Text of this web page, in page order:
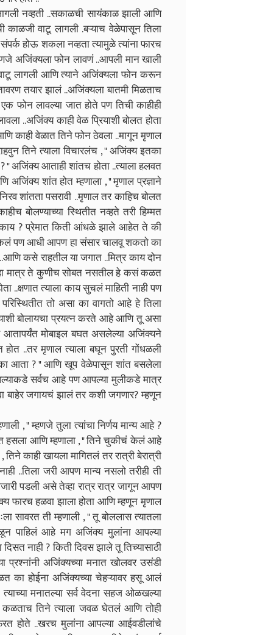
नव्हती ..सकाळची सायंकाळ झाली आणि
काळजी वाटू लागली .बऱ्याच वेळेपासून तिला
होऊ शकला नव्हता त्यामुळे त्यांना फारच
अजिंक्यला फोन लावणं ..आपली मान खाली
लागली आणि त्याने अजिंक्यला फोन करून
तयार झालं ..अजिंक्यला बातमी मिळताच
फोन लावल्या जात होते पण तिची काहीही
..अजिंक्य काही वेळ प्रियाशी बोलत होता
काही वेळात तिने फोन ठेवला ..मागून मृणाल
तिने त्याला विचारलंच , " अजिंक्य इतका
अजिंक्य आताही शांतच होता ..त्याला हलवत
शांत होत म्हणाला , " मृणाल प्रज्ञाने
शांतता पसरावी ..मृणाल तर काहिच बोलत
बोलण्याच्या स्थितीत नव्हते तरी हिम्मत
? प्रेमात किती आंधळे झाले आहेत ते की
केलं पण आधी आपण हा संसार चालवू शकतो का
कसे राहतील या जगात ..मित्र काय दोन
मात्र ते कुणीच सोबत नसतील हे कसं कळत
..क्षणात त्याला काय सुचलं माहिती नाही पण
तो असा का वागतो आहे हे तिला
बोलायचा प्रयत्न करते आहे आणि तू असा
आतापर्यंत मोबाइल बघत असलेल्या अजिंक्यने
होत ..तर मृणाल त्याला बघून पुरती गोंधळली
का आता ? " आणि खूप वेळेपासून शांत बसलेला
सर्वच आहे पण आपल्या मुलीकडे मात्र
बाहेर जगायचं झालं तर कशी जगणार? म्हणून
, " म्हणजे तुला त्यांचा निर्णय मान्य आहे ?
आणि म्हणाला , " तिने चुकीचं केलं आहे
काही खायला मागितलं तर रात्री बेरात्री
..तिला जरी आपण मान्य नसलो तरीही ती
पडली असे तेव्हा रात्र रात्र जागून आपण
हळवा झाला होता आणि म्हणून मृणाल
सावरत ती म्हणाली , " तू बोललास त्यातला
पाहिलं आहे मग अजिंक्य मुलांना आपल्या
नाही ? किती दिवस झाले तू तिच्यासाठी
अजिंक्यच्या मनात खोलवर उसंडी
का होईना अजिंक्यच्या चेहऱ्यावर हसू आलं
मनातल्या सर्व वेदना सहज ओळखल्या
कळताच तिने त्याला जवळ घेतलं आणि तोही
होते ..खरच मुलांना आपल्या आईवडीलांचे